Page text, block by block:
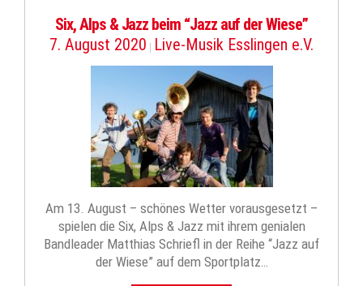
Six, Alps & Jazz beim “Jazz auf der Wiese”
7. August 2020 | Live-Musik Esslingen e.V.
Am 13. August – schönes Wetter vorausgesetzt –
spielen die Six, Alps & Jazz mit ihrem genialen
Bandleader Matthias Schriefl in der Reihe “Jazz auf
der Wiese” auf dem Sportplatz…